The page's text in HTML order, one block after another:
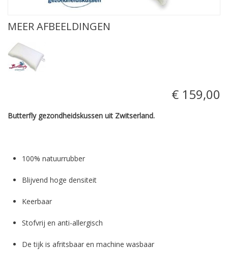
MEER AFBEELDINGEN
€ 159,00
Butterfly gezondheidskussen uit Zwitserland.
100% natuurrubber
Blijvend hoge densiteit
Keerbaar
Stofvrij en anti-allergisch
De tijk is afritsbaar en machine wasbaar